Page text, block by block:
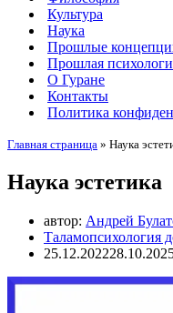
Культура
Наука
Прошлые
Прошлая
О Гуране
Контакты
Политика
Главная страница » Наука
Наука эстетика
автор: Андрей
Таламопсихология
25.12.2022